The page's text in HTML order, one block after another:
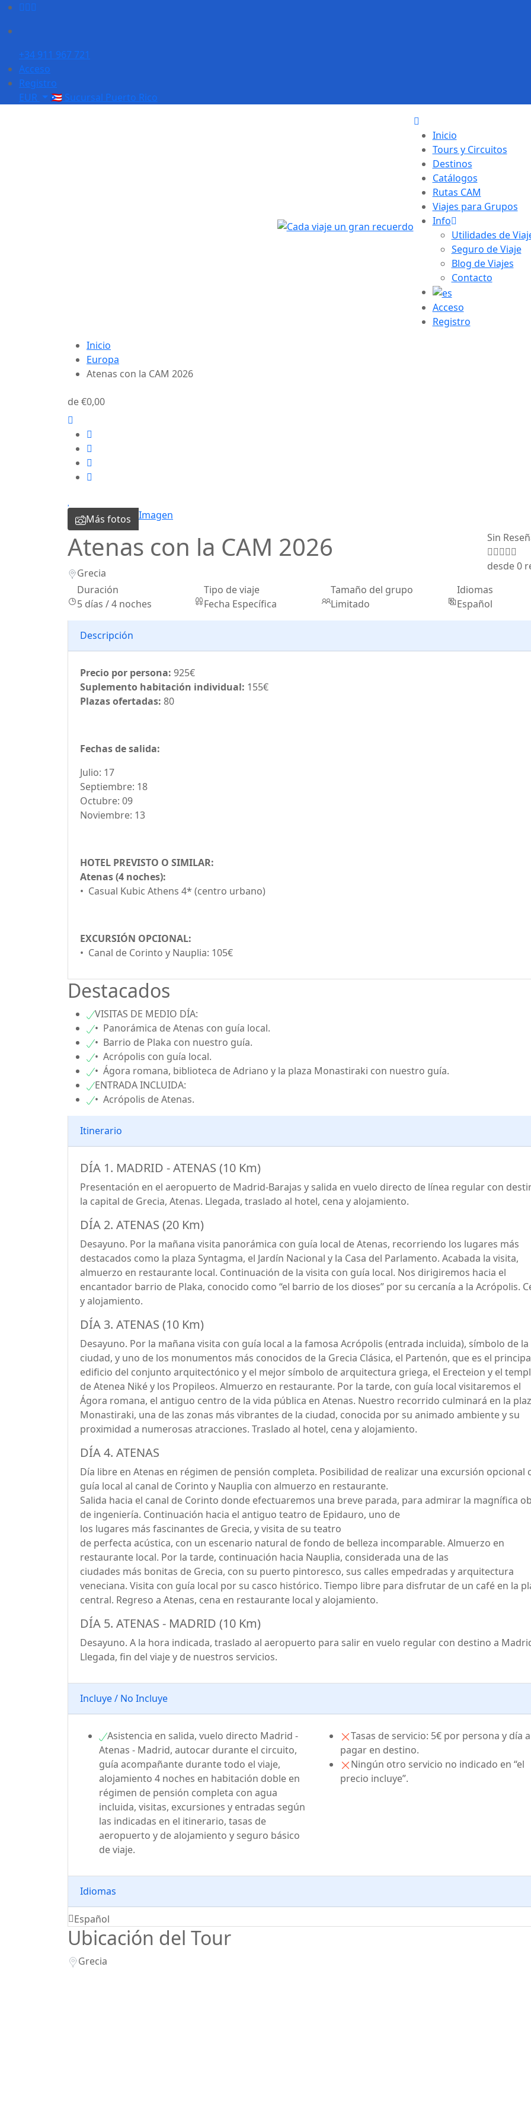
+34 911 967 721
Acceso
Registro
EUR
🇵🇷 Sucursal Puerto Rico
Inicio
Tours y Circuitos
Destinos
Catálogos
Rutas CAM
Viajes para Grupos
Info
Utilidades de
Seguro de Viaje
Blog de Viajes
Contacto
Acceso
Registro
Inicio
Europa
Atenas con la CAM 2026
de€0,00
Más fotos Imagen
Atenas con la CAM 2026
Grecia
Sin
desde 0
Duración
5 días / 4 noches
Tipo de viaje
Fecha Específica
Tamaño del grupo
Limitado
Idiomas
Español
Descripción
Precio por persona: 925€
Suplemento habitación individual: 155€
Plazas ofertadas: 80
Fechas de salida:
Julio: 17
Septiembre: 18
Octubre: 09
Noviembre: 13
HOTEL PREVISTO O SIMILAR:
Atenas (4 noches):
• Casual Kubic Athens 4* (centro urbano)
EXCURSIÓN OPCIONAL:
• Canal de Corinto y Nauplia: 105€
Destacados
VISITAS DE MEDIO DÍA:
• Panorámica de Atenas con guía local.
• Barrio de Plaka con nuestro guía.
• Acrópolis con guía local.
• Ágora romana, biblioteca de Adriano y la plaza Monastiraki con nuestro guía.
ENTRADA INCLUIDA:
• Acrópolis de Atenas.
Itinerario
DÍA 1. MADRID - ATENAS (10 Km)
Presentación en el aeropuerto de Madrid-Barajas y salida en vuelo directo de línea regular con
la capital de Grecia, Atenas. Llegada, traslado al hotel, cena y alojamiento.
DÍA 2. ATENAS (20 Km)
Desayuno. Por la mañana visita panorámica con guía local de Atenas, recorriendo los lugares más
destacados como la plaza Syntagma, el Jardín Nacional y la Casa del Parlamento. Acabada la visita,
almuerzo en restaurante local. Continuación de la visita con guía local. Nos dirigiremos hacia el
encantador barrio de Plaka, conocido como “el barrio de los dioses” por su cercanía a la Acrópolis.
y alojamiento.
DÍA 3. ATENAS (10 Km)
Desayuno. Por la mañana visita con guía local a la famosa Acrópolis (entrada incluida), símbolo de la
ciudad, y uno de los monumentos más conocidos de la Grecia Clásica, el Partenón, que es el
edificio del conjunto arquitectónico y el mejor símbolo de arquitectura griega, el Erecteion y el
de Atenea Niké y los Propileos. Almuerzo en restaurante. Por la tarde, con guía local visitaremos el
Ágora romana, el antiguo centro de la vida pública en Atenas. Nuestro recorrido culminará en la
Monastiraki, una de las zonas más vibrantes de la ciudad, conocida por su animado ambiente y su
proximidad a numerosas atracciones. Traslado al hotel, cena y alojamiento.
DÍA 4. ATENAS
Día libre en Atenas en régimen de pensión completa. Posibilidad de realizar una excursión opcional
guía local al canal de Corinto y Nauplia con almuerzo en restaurante.
Salida hacia el canal de Corinto donde efectuaremos una breve parada, para admirar la magnífica
de ingeniería. Continuación hacia el antiguo teatro de Epidauro, uno de
los lugares más fascinantes de Grecia, y visita de su teatro
de perfecta acústica, con un escenario natural de fondo de belleza incomparable. Almuerzo en
restaurante local. Por la tarde, continuación hacia Nauplia, considerada una de las
ciudades más bonitas de Grecia, con su puerto pintoresco, sus calles empedradas y arquitectura
veneciana. Visita con guía local por su casco histórico. Tiempo libre para disfrutar de un café en la
central. Regreso a Atenas, cena en restaurante local y alojamiento.
DÍA 5. ATENAS - MADRID (10 Km)
Desayuno. A la hora indicada, traslado al aeropuerto para salir en vuelo regular con destino a
Llegada, fin del viaje y de nuestros servicios.
Incluye / No Incluye
Asistencia en salida, vuelo directo Madrid -
Atenas - Madrid, autocar durante el circuito,
guía acompañante durante todo el viaje,
alojamiento 4 noches en habitación doble en
régimen de pensión completa con agua
incluida, visitas, excursiones y entradas según
las indicadas en el itinerario, tasas de
aeropuerto y de alojamiento y seguro básico
de viaje.
Tasas de servicio: 5€ por persona y día a
pagar en destino.
Ningún otro servicio no indicado en “el
precio incluye”.
Idiomas
Español
Ubicación del Tour
Grecia